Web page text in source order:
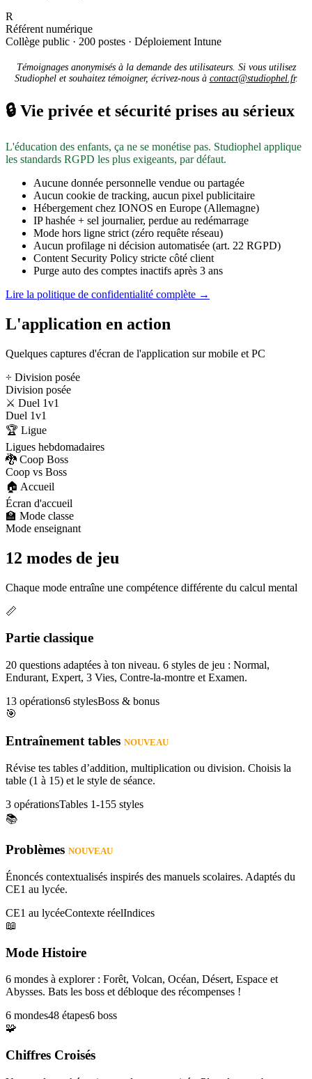
R
Référent numérique
Collège public · 200 postes · Déploiement Intune
Témoignages anonymisés à la demande des utilisateurs. Si vous utilisez
Studiophel et souhaitez témoigner, écrivez-nous à contact@studiophel.fr.
🔒 Vie privée et sécurité prises au sérieux
L'éducation des enfants, ça ne se monétise pas. Studiophel applique
les standards RGPD les plus exigeants, par défaut.
Aucune donnée personnelle vendue ou partagée
Aucun cookie de tracking, aucun pixel publicitaire
Hébergement chez IONOS en Europe (Allemagne)
IP hashée + sel journalier, perdue au redémarrage
Mode hors ligne strict (zéro requête réseau)
Aucun profilage ni décision automatisée (art. 22 RGPD)
Content Security Policy stricte côté client
Purge auto des comptes inactifs après 3 ans
Lire la politique de confidentialité complète →
L'application en action
Quelques captures d'écran de l'application sur mobile et PC
÷ Division posée
Division posée
⚔️ Duel 1v1
Duel 1v1
🏆 Ligue
Ligues hebdomadaires
🐉 Coop Boss
Coop vs Boss
🏠 Accueil
Écran d'accueil
🏫 Mode classe
Mode enseignant
12 modes de jeu
Chaque mode entraîne une compétence différente du calcul mental
📏
Partie classique
20 questions adaptées à ton niveau. 6 styles de jeu : Normal,
Endurant, Expert, 3 Vies, Contre-la-montre et Examen.
13 opérations6 stylesBoss & bonus
🎯
Entraînement tables NOUVEAU
Révise tes tables d’addition, multiplication ou division. Choisis la
table (1 à 15) et le style de séance.
3 opérationsTables 1-155 styles
📚
Problèmes NOUVEAU
Énoncés contextualisés inspirés des manuels scolaires. Adaptés du
CE1 au lycée.
CE1 au lycéeContexte réelIndices
📖
Mode Histoire
6 mondes à explorer : Forêt, Volcan, Océan, Désert, Espace et
Abysses. Bats les boss et débloque des récompenses !
6 mondes48 étapes6 boss
🧩
Chiffres Croisés